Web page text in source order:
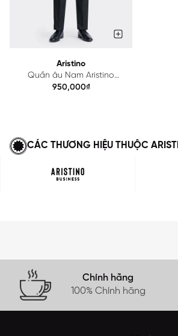
Aristino
Quần âu Nam Aristino
ATR0290Z
950,000₫
CÁC THƯƠNG HIỆU THUỘC
Chính hãng
100% Chính hãng